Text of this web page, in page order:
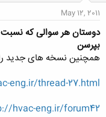
May 12, 2011
دوستان هر سوالی که نسبت
بپرسن
همچنین نسخه های جدید را
eng.ir/thread-27.html
hvac-eng.ir/forum42/